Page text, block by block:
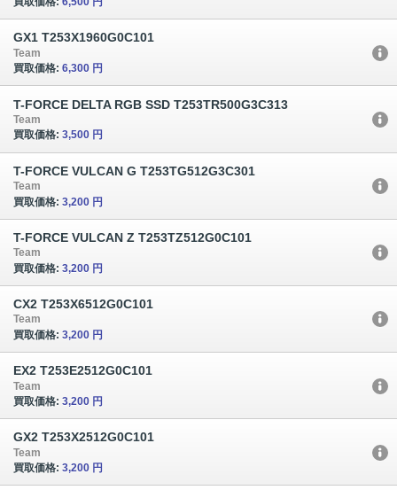
GX1 T253X1960G0C101
Team
買取価格: 6,300 円
T-FORCE DELTA RGB SSD T253TR500G3C313
Team
買取価格: 3,500 円
T-FORCE VULCAN G T253TG512G3C301
Team
買取価格: 3,200 円
T-FORCE VULCAN Z T253TZ512G0C101
Team
買取価格: 3,200 円
CX2 T253X6512G0C101
Team
買取価格: 3,200 円
EX2 T253E2512G0C101
Team
買取価格: 3,200 円
GX2 T253X2512G0C101
Team
買取価格: 3,200 円